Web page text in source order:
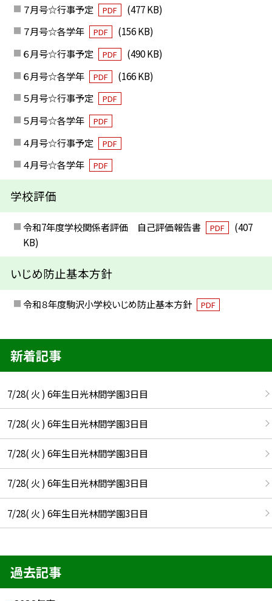
７月号☆行事予定 PDF
(477 KB)
７月号☆各学年
PDF
(156 KB)
６月号☆行事予定
PDF
(490 KB)
６月号☆各学年
PDF
(166 KB)
５月号☆行事予定
PDF
５月号☆各学年 PDF
４月号☆行事予定 PDF
４月号☆各学年 PDF
学校評価
令和7年度学校関係者評価 自己評価報告書 PDF
(407
KB)
いじめ防止基本方針
令和８年度駒沢小学校いじめ防止基本方針 PDF
新着記事
7/28( 火 ) 6年生日光林間学園3日目
7/28( 火 ) 6年生日光林間学園3日目
7/28( 火 ) 6年生日光林間学園3日目
7/28( 火 ) 6年生日光林間学園3日目
7/28( 火 ) 6年生日光林間学園3日目
過去記事